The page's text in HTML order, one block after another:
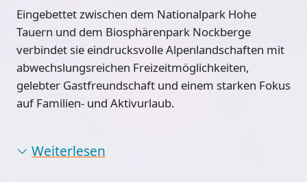
Eingebettet zwischen dem Nationalpark Hohe
Tauern und dem Biosphärenpark Nockberge
verbindet sie eindrucksvolle Alpenlandschaften mit
abwechslungsreichen Freizeitmöglichkeiten,
gelebter Gastfreundschaft und einem starken Fokus
auf Familien- und Aktivurlaub.
Weiterlesen